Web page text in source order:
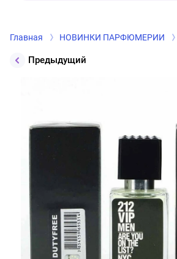
Главная НОВИНКИ ПАРФЮМЕРИИ
Предыдущий